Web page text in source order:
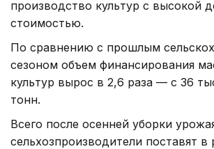
производство культур с высокой
стоимостью.
По сравнению с прошлым
сезоном объем финансирования
культур вырос в 2,6 раза — с 36
тонн.
Всего после осенней уборки
сельхозпроизводители поставят в